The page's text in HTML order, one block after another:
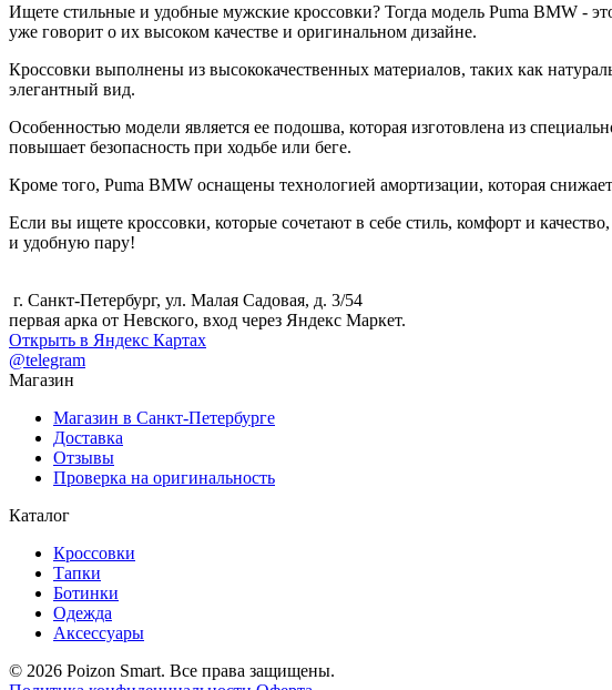
Ищете стильные и удобные мужские кроссовки? Тогда модель Puma BMW -
уже говорит о их высоком качестве и оригинальном дизайне.
Кроссовки выполнены из высококачественных материалов, таких как
элегантный вид.
Особенностью модели является ее подошва, которая изготовлена из
повышает безопасность при ходьбе или беге.
Кроме того, Puma BMW оснащены технологией амортизации, которая
Если вы ищете кроссовки, которые сочетают в себе стиль, комфорт и
и удобную пару!
г. Санкт-Петербург, ул. Малая Садовая, д. 3/54
первая арка от Невского, вход через Яндекс Маркет.
Открыть в Яндекс Картах
@telegram
Магазин
Магазин в Санкт-Петербурге
Доставка
Отзывы
Проверка на оригинальность
Каталог
Кроссовки
Тапки
Ботинки
Одежда
Аксессуары
© 2026 Poizon Smart. Все права защищены.